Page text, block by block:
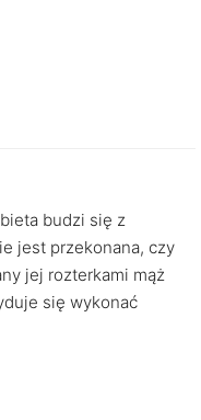
budzi się z
jest przekonana, czy
jej rozterkami mąż
się wykonać